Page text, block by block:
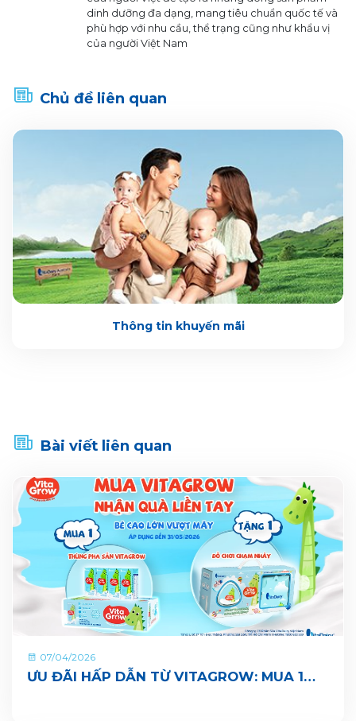
dinh dưỡng đa dạng, mang tiêu chuẩn quốc tế và
phù hợp với nhu cầu, thể trạng cũng như khẩu vị
của người Việt Nam
Chủ đề liên quan
Thông tin khuyến mãi
Bài viết liên quan
07/04/2026
ƯU ĐÃI HẤP DẪN TỪ VITAGROW: MUA 1